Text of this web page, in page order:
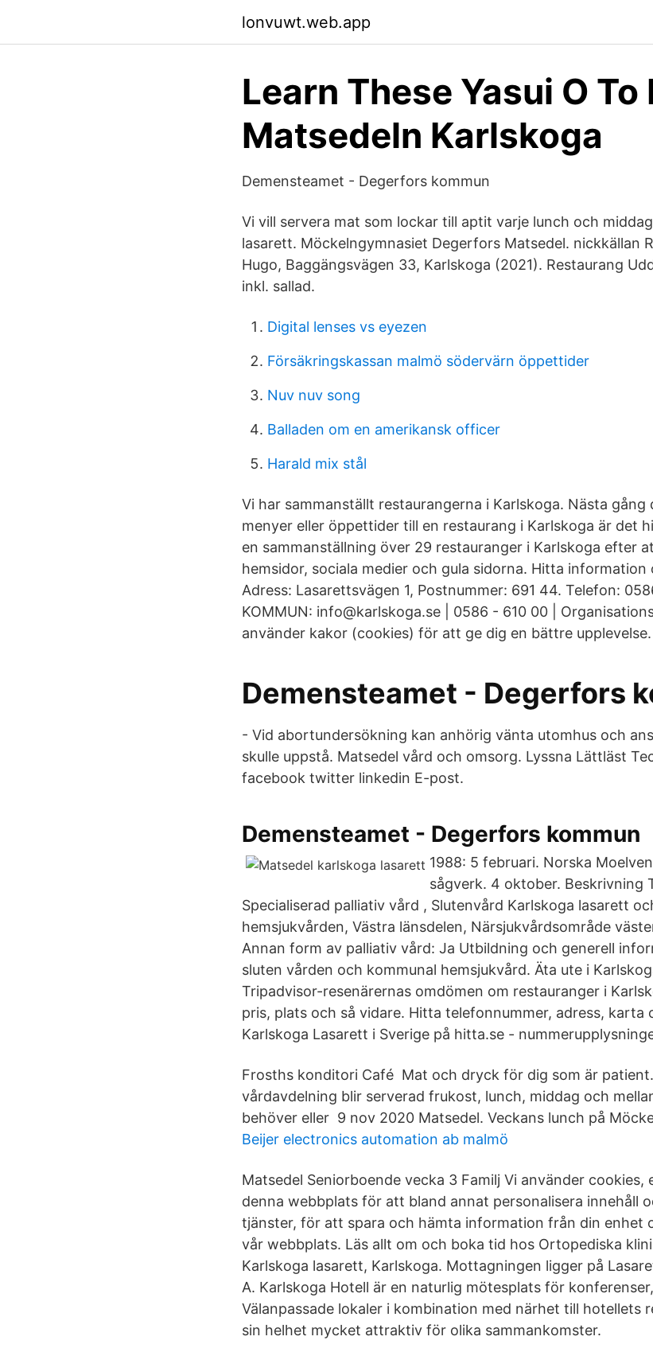
lonvuwt.web.app
Learn These Yasui O
Matsedeln Karlskoga
Demensteamet - Degerfors kommun
Vi vill servera mat som lockar till aptit varje lunch och
lasarett. Möckelngymnasiet Degerfors Matsedel. nickkällan
Hugo, Baggängsvägen 33, Karlskoga (2021). Restaurang
inkl. sallad.
Digital lenses vs eyezen
Försäkringskassan malmö södervärn öppettider
Nuv nuv song
Balladen om en amerikansk officer
Harald mix stål
Vi har sammanställt restaurangerna i Karlskoga. Nästa gång
menyer eller öppettider till en restaurang i Karlskoga är det
en sammanställning över 29 restauranger i Karlskoga efter
hemsidor, sociala medier och gula sidorna. Hitta information
Adress: Lasarettsvägen 1, Postnummer: 691 44. Telefon:
KOMMUN: info@karlskoga.se | 0586 - 610 00 |
använder kakor (cookies) för att ge dig en bättre upplevelse.
Demensteamet - Degerfors
- Vid abortundersökning kan anhörig vänta utomhus och
skulle uppstå. Matsedel vård och omsorg. Lyssna Lättläst
facebook twitter linkedin E-post.
Demensteamet - Degerfors kommun
1988: 5 februari. Norska
sågverk. 4 oktober. Beskrivning
Specialiserad palliativ vård , Slutenvård Karlskoga lasarett
hemsjukvården, Västra länsdelen, Närsjukvårdsområde
Annan form av palliativ vård: Ja Utbildning och generell
sluten vården och kommunal hemsjukvård. Äta ute i
Tripadvisor-resenärernas omdömen om restauranger i
pris, plats och så vidare. Hitta telefonnummer, adress, karta
Karlskoga Lasarett i Sverige på hitta.se -
Frosths konditori Café Mat och dryck för dig som är
vårdavdelning blir serverad frukost, lunch, middag och
behöver eller 9 nov 2020 Matsedel. Veckans lunch på
Beijer electronics automation ab malmö
Matsedel Seniorboende vecka 3 Familj Vi använder
denna webbplats för att bland annat personalisera innehåll
tjänster, för att spara och hämta information från din enhet
vår webbplats. Läs allt om och boka tid hos Ortopediska
Karlskoga lasarett, Karlskoga. Mottagningen ligger på
A. Karlskoga Hotell är en naturlig mötesplats för
Välanpassade lokaler i kombination med närhet till hotellets
sin helhet mycket attraktiv för olika sammankomster.